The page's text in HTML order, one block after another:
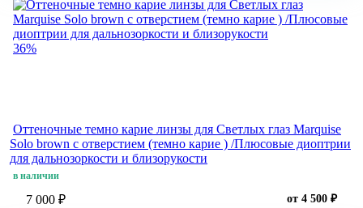
36%
Оттеночные темно карие линзы для Светлых глаз Marquise
Solo brown с отверстием (темно карие ) /Плюсовые диоптрии
для дальнозоркости и близорукости
в наличии
7 000 ₽ от 4 500 ₽